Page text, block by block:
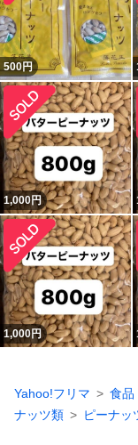
500円
1,000円
1,000円
Yahoo!フリマ 食品
ナッツ類
ピーナッ